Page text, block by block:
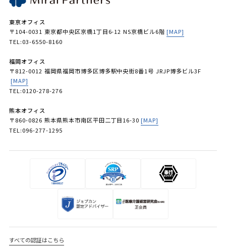
東京オフィス
〒104-0031 東京都中央区京橋1丁目6-12 NS京橋ビル6階 [MAP]
TEL:03-6550-8160
福岡オフィス
〒812-0012 福岡県福岡市博多区博多駅中央街8番1号 JRJP博多ビル3F
[MAP]
TEL:0120-278-276
熊本オフィス
〒860-0826 熊本県熊本市南区平田二丁目16-30 [MAP]
TEL:096-277-1295
すべての認証はこちら